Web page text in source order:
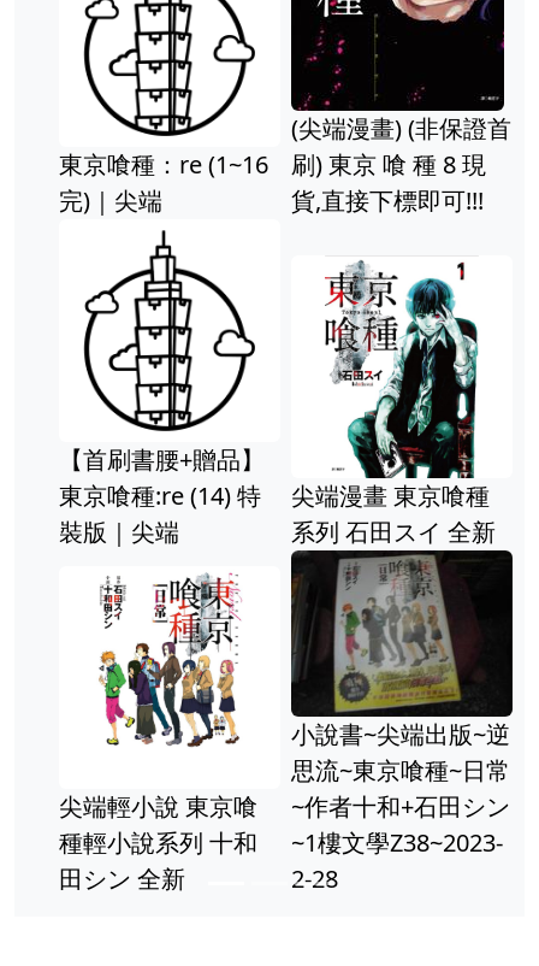
東京喰種：re (1~16
完)｜尖端
(尖端漫畫) (非保證首
刷) 東京 喰 種 8 現
貨,直接下標即可!!!
【首刷書腰+贈品】
東京喰種:re (14) 特
裝版｜尖端
尖端漫畫 東京喰種
系列 石田スイ 全新
尖端輕小說 東京喰
種輕小說系列 十和
田シン 全新
小說書~尖端出版~逆
思流~東京喰種~日常
~作者十和+石田シン
~1樓文學Z38~2023-
2-28